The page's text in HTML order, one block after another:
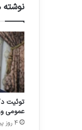
ح
ص
و
ل
ا
ت
آ
ر
ا
ی
ش
ی
توئیت
عمومی
4 روز پیش